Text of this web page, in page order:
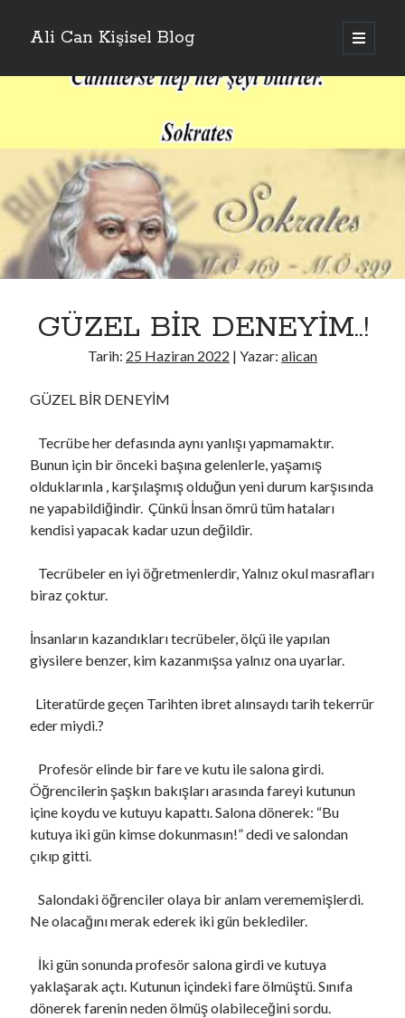
Ali Can Kişisel Blog
ana
menüyü
Yan
Makale Arama
Kategoriler
Genel
jule_pb_ormanistanbul.com
July_pinco_Sepi
july_rb_common
lizjamieson.co.uk
Son Yazılar
Najlepšia Investičná Platforma: Porovnanie a Recenzie 2024
Online Casino EU Bonus Guide Best Deals for 2026 Today
Rehberi
CAMİ-KİLİSE MESCİT VE HAVRA
HER MESLEĞİN ÖLÜMÜ VE TAZİYESİ FARKLIDIR..
ISLAH İFSAT SÖZ VE DAVRANIŞLAR..!için perfect boobs nsfw
ÇOK GEÇ KALDIK AZİZİM ÇOK..için bintaro88 daftar
VARLIĞIN HAKİKATI..!içinHttps://Www.Mafiascum.Net
GÜZEL BİR DENEYİM..!
Tarih: 25 Haziran 2022 | Yazar: alican
GÜZEL BİR DENEYİM
Tecrübe her defasında aynı yanlışı yapmamaktır.
Bunun için bir önceki başına gelenlerle, yaşamış
olduklarınla , karşılaşmış olduğun yeni durum karşısında
ne yapabildiğindir. Çünkü İnsan ömrü tüm hataları
kendisi yapacak kadar uzun değildir.
Tecrübeler en iyi öğretmenlerdir, Yalnız okul masrafları
biraz çoktur.
İnsanların kazandıkları tecrübeler, ölçü ile yapılan
giysilere benzer, kim kazanmışsa yalnız ona uyarlar.
Literatürde geçen Tarihten ibret alınsaydı tarih tekerrür
eder miydi.?
Profesör elinde bir fare ve kutu ile salona girdi.
Öğrencilerin şaşkın bakışları arasında fareyi kutunun
içine koydu ve kutuyu kapattı. Salona dönerek: “Bu
kutuya iki gün kimse dokunmasın!” dedi ve salondan
çıkıp gitti.
Salondaki öğrenciler olaya bir anlam verememişlerdi.
Ne olacağını merak ederek iki gün beklediler.
İki gün sonunda profesör salona girdi ve kutuya
yaklaşarak açtı. Kutunun içindeki fare ölmüştü. Sınıfa
dönerek farenin neden ölmüş olabileceğini sordu.